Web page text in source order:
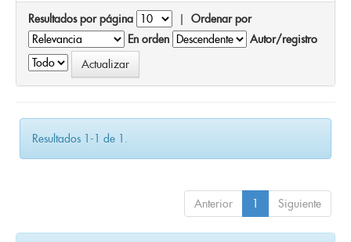
Resultados por página | Ordenar por
En orden
Autor/registro
Resultados 1-1 de 1.
Anterior 1 Siguiente